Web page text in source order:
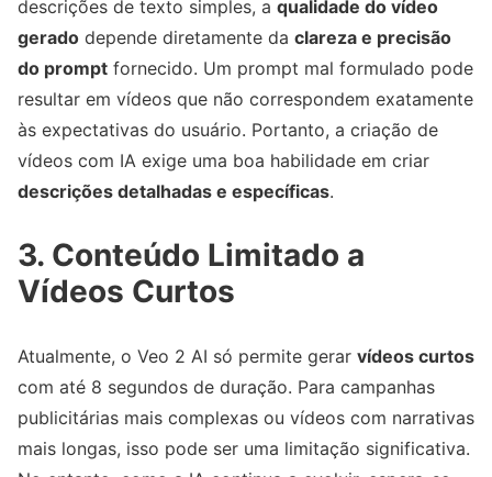
descrições de texto simples, a qualidade do vídeo
gerado depende diretamente da clareza e precisão
do prompt fornecido. Um prompt mal formulado pode
resultar em vídeos que não correspondem exatamente
às expectativas do usuário. Portanto, a criação de
vídeos com IA exige uma boa habilidade em criar
descrições detalhadas e específicas.
3. Conteúdo Limitado a
Vídeos Curtos
Atualmente, o Veo 2 AI só permite gerar vídeos curtos
com até 8 segundos de duração. Para campanhas
publicitárias mais complexas ou vídeos com narrativas
mais longas, isso pode ser uma limitação significativa.